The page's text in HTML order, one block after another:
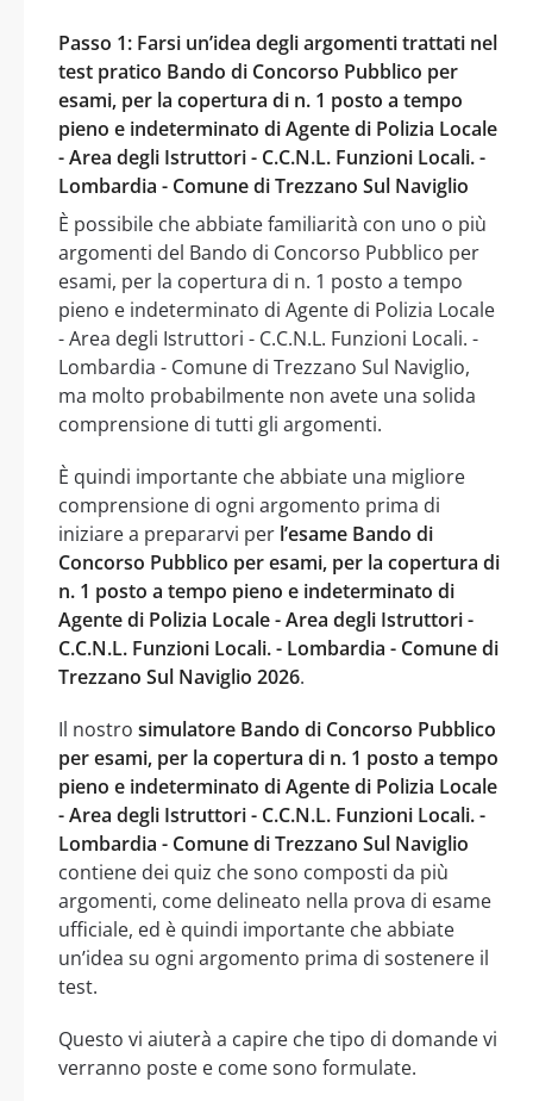
Passo 1: Farsi un’idea degli argomenti trattati nel
test pratico Bando di Concorso Pubblico per
esami, per la copertura di n. 1 posto a tempo
pieno e indeterminato di Agente di Polizia Locale
- Area degli Istruttori - C.C.N.L. Funzioni Locali. -
Lombardia - Comune di Trezzano Sul Naviglio
È possibile che abbiate familiarità con uno o più
argomenti del Bando di Concorso Pubblico per
esami, per la copertura di n. 1 posto a tempo
pieno e indeterminato di Agente di Polizia Locale
- Area degli Istruttori - C.C.N.L. Funzioni Locali. -
Lombardia - Comune di Trezzano Sul Naviglio,
ma molto probabilmente non avete una solida
comprensione di tutti gli argomenti.
È quindi importante che abbiate una migliore
comprensione di ogni argomento prima di
iniziare a prepararvi per l’esame Bando di
Concorso Pubblico per esami, per la copertura di
n. 1 posto a tempo pieno e indeterminato di
Agente di Polizia Locale - Area degli Istruttori -
C.C.N.L. Funzioni Locali. - Lombardia - Comune di
Trezzano Sul Naviglio 2026.
Il nostro simulatore Bando di Concorso Pubblico
per esami, per la copertura di n. 1 posto a tempo
pieno e indeterminato di Agente di Polizia Locale
- Area degli Istruttori - C.C.N.L. Funzioni Locali. -
Lombardia - Comune di Trezzano Sul Naviglio
contiene dei quiz che sono composti da più
argomenti, come delineato nella prova di esame
ufficiale, ed è quindi importante che abbiate
un’idea su ogni argomento prima di sostenere il
test.
Questo vi aiuterà a capire che tipo di domande vi
verranno poste e come sono formulate.